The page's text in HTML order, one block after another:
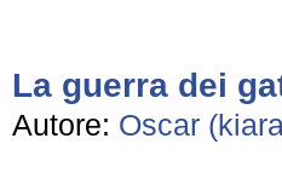
La guerra dei
Autore: Oscar